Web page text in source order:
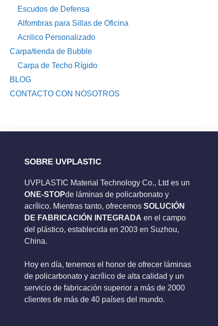
Escudos de Defensa
Alfombras para Sillas de Oficina
Acrilico Personalizado
Carpa/tienda de Bubble
Carpa de Techo Rígido
BLOG
CONTACTO CON NOSOTROS
SOBRE UVPLASTIC
UVPLASTIC Material Technology Co., Ltd es un
ONE-STOPde láminas de policarbonato y
acrílico. Mientras tanto, ofrecemos SOLUCIÓN
DE FABRICACIÓN INTEGRADA en el campo
del plástico, establecida en 2003 en Suzhou,
China.
Hoy en día, tenemos el honor de ofrecer láminas
de policarbonato y acrílico de alta calidad y un
servicio de fabricación superior a más de 2000
clientes de más de 40 países del mundo.